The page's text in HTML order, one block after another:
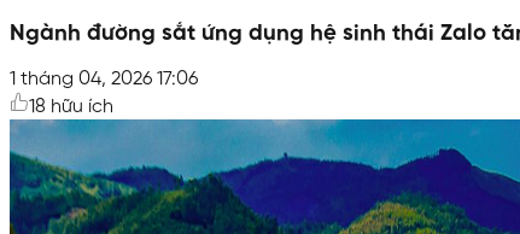
Ngành đường sắt ứng dụng hệ sinh thái Zalo
1 tháng 04, 2026 17:06
18 hữu ích